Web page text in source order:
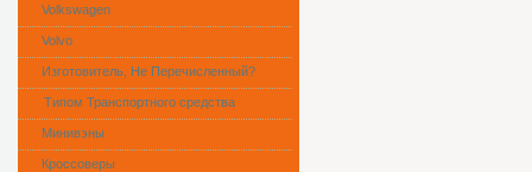
Volkswagen
Volvo
Изготовитель, Не Перечисленный?
Типом Транспортного средства
Минивэны
Кроссоверы